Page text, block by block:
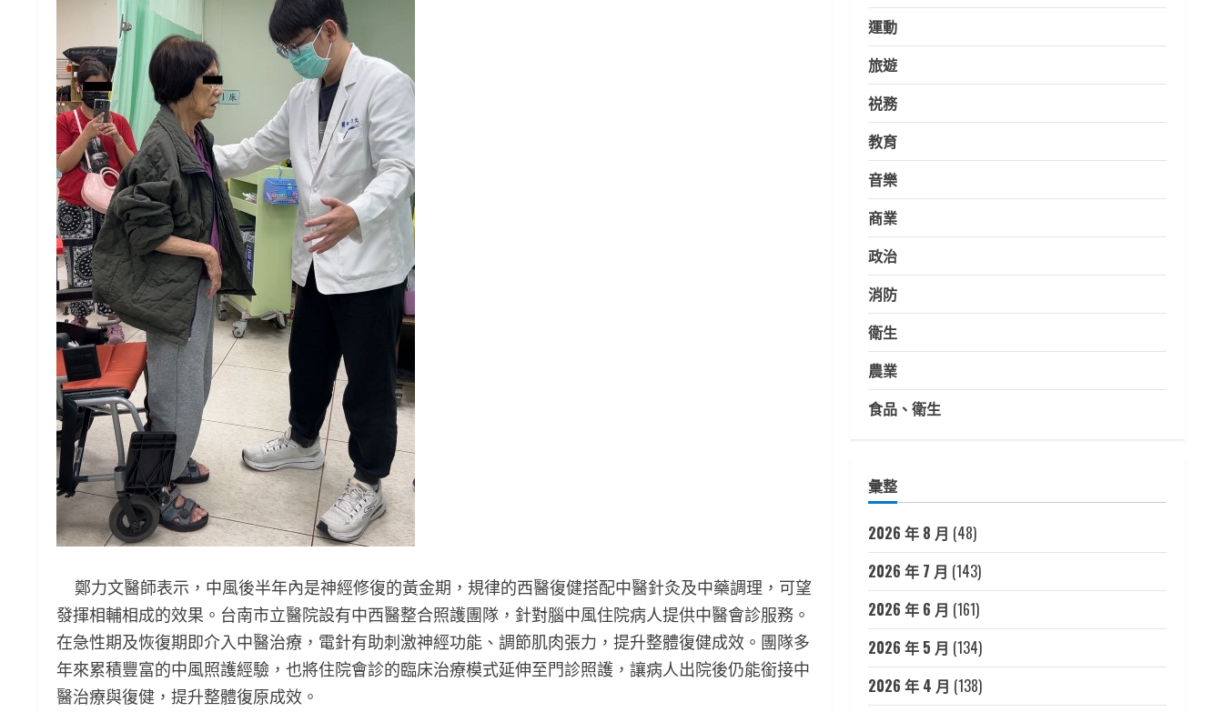
鄭力文醫師表示，中風後半年內是神經修復的黃金期，規律的西醫復健搭配中醫針灸及中藥調理，可望
發揮相輔相成的效果。台南市立醫院設有中西醫整合照護團隊，針對腦中風住院病人提供中醫會診服務。
在急性期及恢復期即介入中醫治療，電針有助刺激神經功能、調節肌肉張力，提升整體復健成效。團隊多
年來累積豐富的中風照護經驗，也將住院會診的臨床治療模式延伸至門診照護，讓病人出院後仍能銜接中
醫治療與復健，提升整體復原成效。
運動
旅遊
祱務
教育
音樂
商業
政治
消防
衛生
農業
食品、衛生
彙整
2026 年 8 月 (48)
2026 年 7 月 (143)
2026 年 6 月 (161)
2026 年 5 月 (134)
2026 年 4 月 (138)